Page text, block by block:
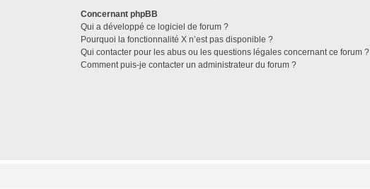
Concernant phpBB
Qui a développé ce logiciel de forum ?
Pourquoi la fonctionnalité X n’est pas disponible ?
Qui contacter pour les abus ou les questions légales concernant ce forum ?
Comment puis-je contacter un administrateur du forum ?